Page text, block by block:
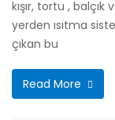
kışır, tortu ,
yerden ısıtma
çıkan bu
Read More